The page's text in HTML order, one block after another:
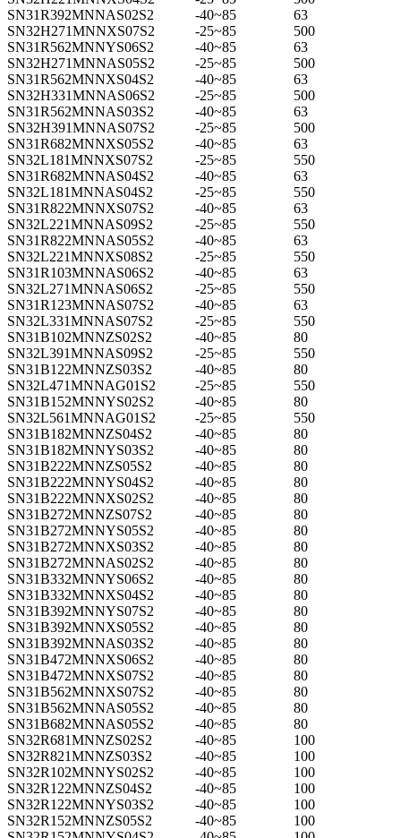
SN31R392MNNAS02S2
-40~85
63
SN32H271MNNXS07S2
-25~85
500
SN31R562MNNYS06S2
-40~85
63
SN32H271MNNAS05S2
-25~85
500
SN31R562MNNXS04S2
-40~85
63
SN32H331MNNAS06S2
-25~85
500
SN31R562MNNAS03S2
-40~85
63
SN32H391MNNAS07S2
-25~85
500
SN31R682MNNXS05S2
-40~85
63
SN32L181MNNXS07S2
-25~85
550
SN31R682MNNAS04S2
-40~85
63
SN32L181MNNAS04S2
-25~85
550
SN31R822MNNXS07S2
-40~85
63
SN32L221MNNAS09S2
-25~85
550
SN31R822MNNAS05S2
-40~85
63
SN32L221MNNXS08S2
-25~85
550
SN31R103MNNAS06S2
-40~85
63
SN32L271MNNAS06S2
-25~85
550
SN31R123MNNAS07S2
-40~85
63
SN32L331MNNAS07S2
-25~85
550
SN31B102MNNZS02S2
-40~85
80
SN32L391MNNAS09S2
-25~85
550
SN31B122MNNZS03S2
-40~85
80
SN32L471MNNAG01S2
-25~85
550
SN31B152MNNYS02S2
-40~85
80
SN32L561MNNAG01S2
-25~85
550
SN31B182MNNZS04S2
-40~85
80
SN31B182MNNYS03S2
-40~85
80
SN31B222MNNZS05S2
-40~85
80
SN31B222MNNYS04S2
-40~85
80
SN31B222MNNXS02S2
-40~85
80
SN31B272MNNZS07S2
-40~85
80
SN31B272MNNYS05S2
-40~85
80
SN31B272MNNXS03S2
-40~85
80
SN31B272MNNAS02S2
-40~85
80
SN31B332MNNYS06S2
-40~85
80
SN31B332MNNXS04S2
-40~85
80
SN31B392MNNYS07S2
-40~85
80
SN31B392MNNXS05S2
-40~85
80
SN31B392MNNAS03S2
-40~85
80
SN31B472MNNXS06S2
-40~85
80
SN31B472MNNXS07S2
-40~85
80
SN31B562MNNXS07S2
-40~85
80
SN31B562MNNAS05S2
-40~85
80
SN31B682MNNAS05S2
-40~85
80
SN32R681MNNZS02S2
-40~85
100
SN32R821MNNZS03S2
-40~85
100
SN32R102MNNYS02S2
-40~85
100
SN32R122MNNZS04S2
-40~85
100
SN32R122MNNYS03S2
-40~85
100
SN32R152MNNZS05S2
-40~85
100